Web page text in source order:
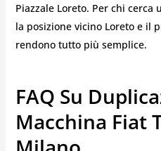
Piazzale Loreto. Per chi
la posizione vicino Loreto e il
rendono tutto più semplice.
FAQ Su
Macchina Fiat